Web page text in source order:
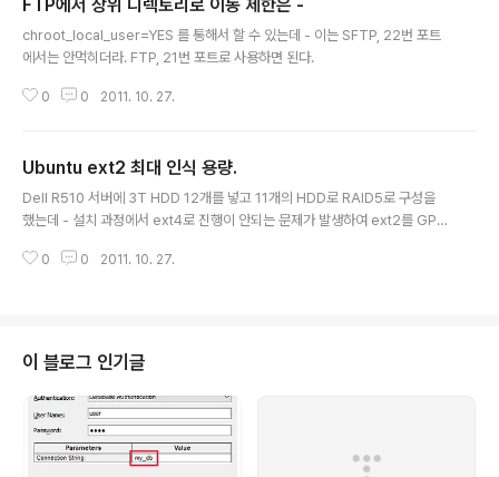
FTP에서 상위 디렉토리로 이동 제한은 -
chroot_local_user=YES 를 통해서 할 수 있는데 - 이는 SFTP, 22번 포트
에서는 안먹히더라. FTP, 21번 포트로 사용하면 된다.
0 0 2011. 10. 27.
Ubuntu ext2 최대 인식 용량.
Dell R510 서버에 3T HDD 12개를 넣고 11개의 HDD로 RAID5로 구성을
했는데 - 설치 과정에서 ext4로 진행이 안되는 문제가 발생하여 ext2를 GPT
는 경우가 발생함. 사용량도 11T 기준으로 표시가 됨. fdisk -l 에서는 GPT로
에 없음... ext2의 최대 용량은 page size(block size)가 4kb 일땐 최대 16
TB 임. 이때..
0 0 2011. 10. 27.
이 블로그 인기글